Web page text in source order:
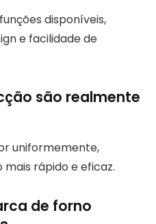
disponíveis,
e facilidade de
são realmente
uniformemente,
rápido e eficaz.
de forno